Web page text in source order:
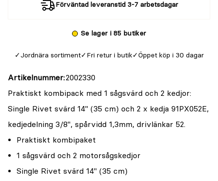
Förväntad leveranstid 3-7 arbetsdagar
Se lager i 85 butiker
Jordnära sortiment Fri retur i butik Öppet köp i 30 dagar
Artikelnummer 2002330
Praktiskt kombipack med 1 sågsvärd och 2 kedjor:
Single Rivet svärd 14" (35 cm) och 2 x kedja 91PX052E,
kedjedelning 3/8", spårvidd 1,3mm, drivlänkar 52.
Praktiskt kombipaket
1 sågsvärd och 2 motorsågskedjor
Single Rivet svärd 14" (35 cm)